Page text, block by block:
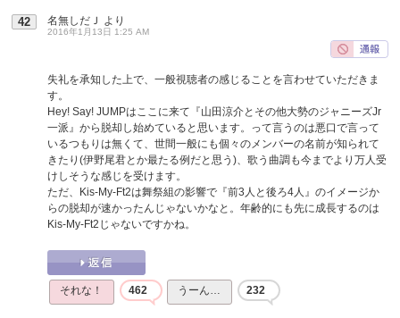
42 名無しだＪ より
2016年1月13日 1:25 AM
失礼を承知した上で、一般視聴者の感じることを言わせていただきま
す。
Hey! Say! JUMPはここに来て『山田涼介とその他大勢のジャニーズJr
一派』から脱却し始めていると思います。って言うのは悪口で言って
いるつもりは無くて、世間一般にも個々のメンバーの名前が知られて
きたり(伊野尾君とか最たる例だと思う)、歌う曲調も今までより万人受
けしそうな感じを受けます。
ただ、Kis-My-Ft2は舞祭組の影響で『前3人と後ろ4人』のイメージか
らの脱却が速かったんじゃないかなと。年齢的にも先に成長するのは
Kis-My-Ft2じゃないですかね。
それな！ 462 うーん… 232